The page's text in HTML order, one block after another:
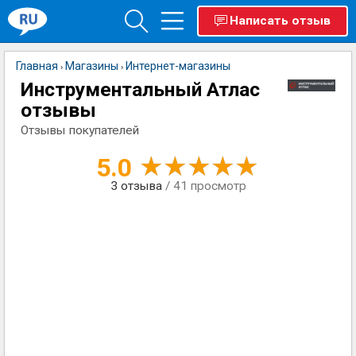
Написать отзыв
Главная › Магазины › Интернет-магазины
Инструментальный Атлас
отзывы
Отзывы покупателей
5.0
3 отзыва / 41 просмотр